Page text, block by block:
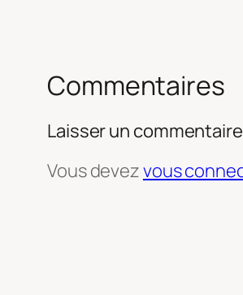
Commentaires
Laisser un commentaire
Vous devezvous